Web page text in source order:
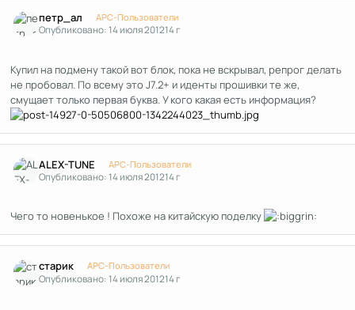
петр_ал APC-Пользователи
Опубликовано:14 июля 201214 г
Купил на подмену такой вот блок, пока не вскрывал, репрог делать
не пробовал. По всему это J7.2+ и иденты прошивки те же,
смущает только первая буква. У кого какая есть информация?
ALEX-TUNE APC-Пользователи
Опубликовано:14 июля 201214 г
Чего то новенькое ! Похоже на китайскую поделку
старик APC-Пользователи
Опубликовано:14 июля 201214 г